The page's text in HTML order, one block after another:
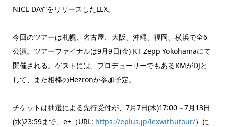
NICE DAY”をリリースしたLEX。
今回のツアーは札幌、名古屋、大阪、沖縄、福岡、横浜で全6
公演。ツアーファイナルは9月9日(金) KT Zepp Yokohamaにて
開催される。ゲストには、プロデューサーでもあるKMがDJと
して、また相棒のHezronが参加予定。
チケットは抽選による先行受付が、7月7日(木)17:00～7月13日
(水)23:59まで、e+（URL: https://eplus.jp/lexwithutour/）に